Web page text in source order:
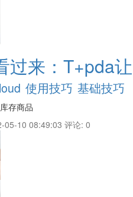
过来：T+pda让
使用技巧 基础技巧
存商品
05-10 08:49:03 评论: 0